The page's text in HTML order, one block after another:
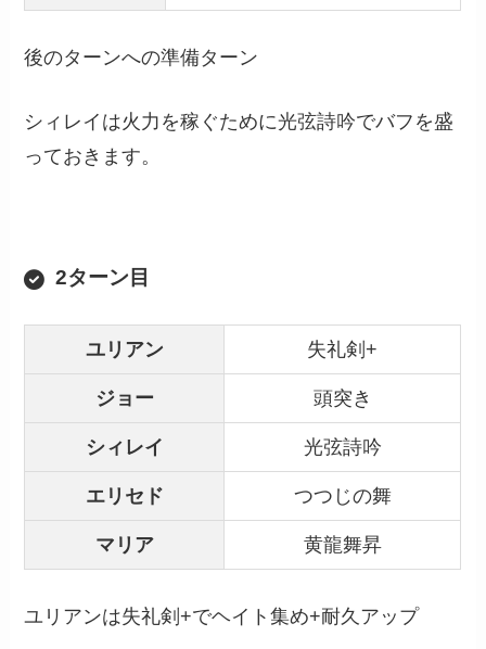
後のターンへの準備ターン
シィレイは火力を稼ぐために光弦詩吟でバフを盛
っておきます。
2ターン目
ユリアン 失礼剣+
ジョー 頭突き
シィレイ 光弦詩吟
エリセド つつじの舞
マリア 黄龍舞昇
ユリアンは失礼剣+でヘイト集め+耐久アップ